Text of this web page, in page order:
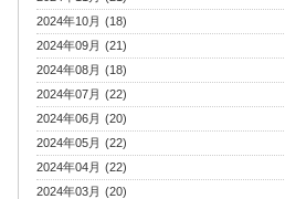
2024年10月 (18)
2024年09月 (21)
2024年08月 (18)
2024年07月 (22)
2024年06月 (20)
2024年05月 (22)
2024年04月 (22)
2024年03月 (20)